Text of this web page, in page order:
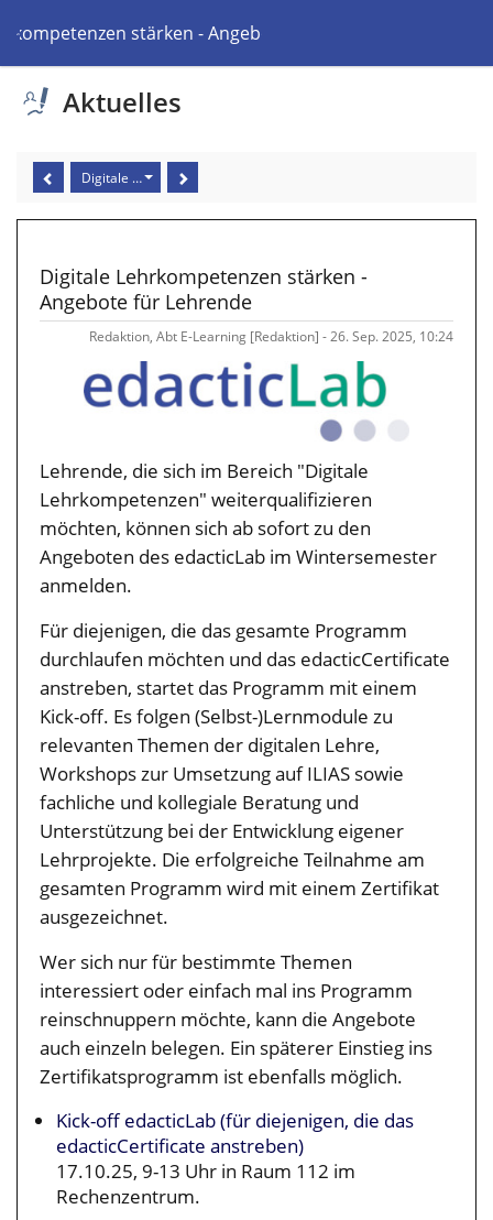
stärken - Angebote für Lehrende
Aktuelles
Digitale Lehrkompetenzen stärken - Angebote für Lehrende
Digitale Lehrkompetenzen stärken -
Angebote für Lehrende
Redaktion, Abt E-Learning [Redaktion] - 26. Sep. 2025, 10:24
Lehrende, die sich im Bereich "Digitale
Lehrkompetenzen" weiterqualifizieren
möchten, können sich ab sofort zu den
Angeboten des edacticLab im Wintersemester
anmelden.
Für diejenigen, die das gesamte Programm
durchlaufen möchten und das edacticCertificate
anstreben, startet das Programm mit einem
Kick-off. Es folgen (Selbst-)Lernmodule zu
relevanten Themen der digitalen Lehre,
Workshops zur Umsetzung auf ILIAS sowie
fachliche und kollegiale Beratung und
Unterstützung bei der Entwicklung eigener
Lehrprojekte. Die erfolgreiche Teilnahme am
gesamten Programm wird mit einem Zertifikat
ausgezeichnet.
Wer sich nur für bestimmte Themen
interessiert oder einfach mal ins Programm
reinschnuppern möchte, kann die Angebote
auch einzeln belegen. Ein späterer Einstieg ins
Zertifikatsprogramm ist ebenfalls möglich.
Kick-off edacticLab(für diejenigen, die das
edacticCertificate anstreben)
17.10.25, 9-13 Uhr in Raum 112 im
Rechenzentrum.